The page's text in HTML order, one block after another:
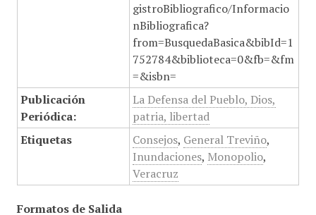
gistroBibliografico/Informacio
nBibliografica?
from=BusquedaBasica&bibId=1
752784&biblioteca=0&fb=&fm
=&isbn=
Publicación
Periódica:
La Defensa del Pueblo, Dios,
patria, libertad
Etiquetas
Consejos, General Treviño,
Inundaciones, Monopolio,
Veracruz
Formatos de Salida